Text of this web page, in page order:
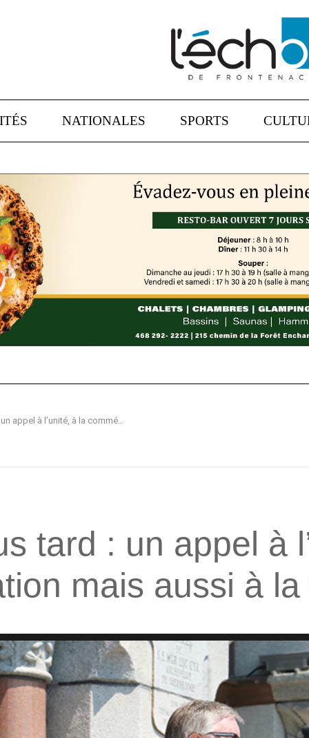
NATIONALES SPORTS
Trois ans plus tard : un appel à l’unité, à la commémoration mais aussi à la vigilance!
tard : un appel à
mais aussi à la